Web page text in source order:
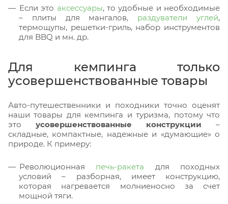
Если это аксессуары, то удобные и необходимые
– плиты для мангалов, раздуватели углей,
термощупы, решетки-гриль, набор инструментов
для BBQ и мн. др.
Для кемпинга только
усовершенствованные товары
Авто-путешественники и походники точно оценят
наши товары для кемпинга и туризма, потому что
это усовершенствованные конструкции –
складные, компактные, надежные и «думающие» о
природе. К примеру:
Революционная печь-ракета для походных
условий – разборная, имеет конструкцию,
которая нагревается молниеносно за счет
мощной тяги.